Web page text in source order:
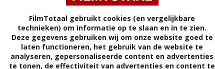
JAPAN
FilmTotaal gebruikt cookies (en vergelijkbare
technieken) om informatie op te slaan en in te zien.
Deze gegevens gebruiken wij om onze website goed te
laten functioneren, het gebruik van de website te
analyseren, gepersonaliseerde content en advertenties
te tonen, de effectiviteit van advertenties en content te